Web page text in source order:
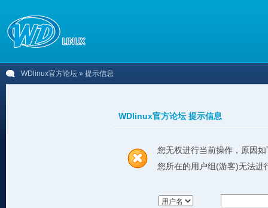
WDlinux官方论坛 » 提示信息
WDlinux官方论坛 提示信息
您无权进行当前操作，原因如
您所在的用户组(游客)无法进